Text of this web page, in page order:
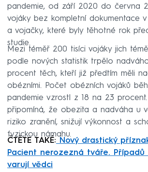
pandemie, od září 2020 do června
vojáky bez kompletní dokumentace
a vojačky, které byly těhotné rok
studie.
Mezi téměř 200 tisíci vojáky jich
podle nových statistik trpělo
procent těch, kteří již předtím měli
obézními. Počet obézních vojáků
pandemie vzrostl z 18 na 23
připomíná, že obezita a nadváha u
riziko zranění, snižují výkonnost a
fyzickou námahu.
ČTĚTE TAKÉ: Nový drastický
Pacient nerozezná tváře. Případů
varují vědci